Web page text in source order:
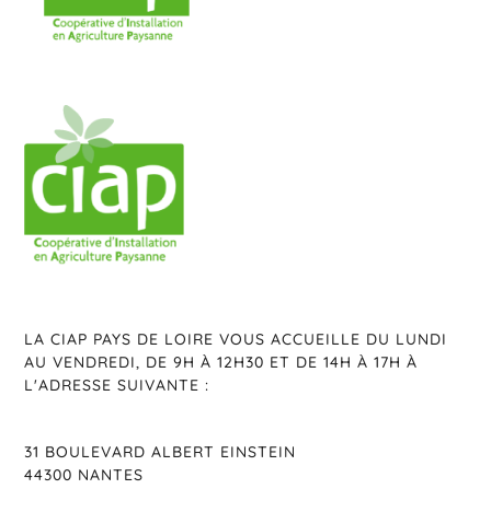
LA CIAP PAYS DE LOIRE VOUS ACCUEILLE DU LUNDI
AU VENDREDI, DE 9H À 12H30 ET DE 14H À 17H À
L'ADRESSE SUIVANTE :
31 BOULEVARD ALBERT EINSTEIN
44300 NANTES